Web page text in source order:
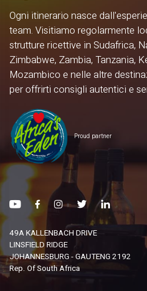
Ogni itinerario nasce
team. Visitiamo regolarmente
strutture ricettive in Sudafrica,
Zimbabwe, Zambia, Tanzania,
Mozambico e nelle altre
per offrirti consigli autentici e
Proud partner
49A KALLENBACH DRIVE
LINSFIELD RIDGE
JOHANNESBURG - GAUTENG 2192
Rep. Of South Africa